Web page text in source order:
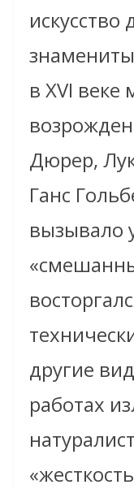
искусство
в XVI веке
Дюрер,
Ганс
вызывало
другие
работах